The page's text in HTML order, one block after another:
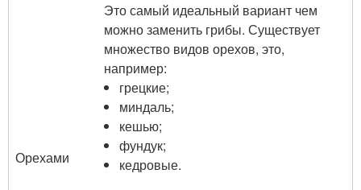
Орехами
Это самый идеальный вариант чем
можно заменить грибы. Существует
множество видов орехов, это,
например:
грецкие;
миндаль;
кешью;
фундук;
кедровые.